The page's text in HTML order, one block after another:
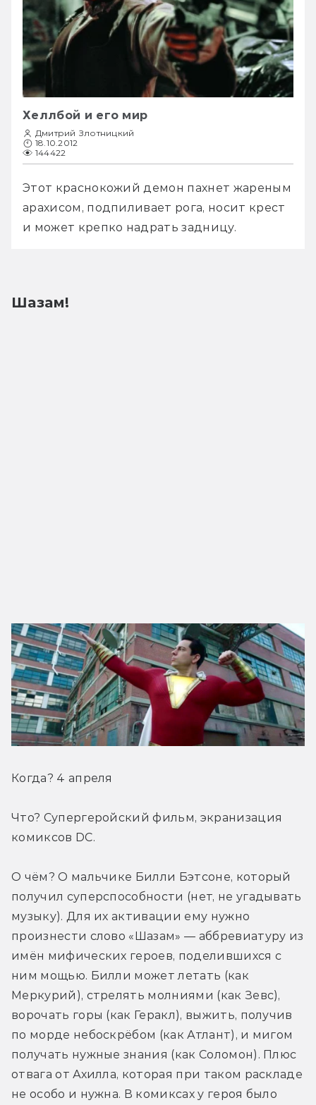
Хеллбой и его мир
Дмитрий Злотницкий
18.10.2012
144422
Этот краснокожий демон пахнет жареным
арахисом, подпиливает рога, носит крест
и может крепко надрать задницу.
Шазам!
Когда? 4 апреля
Что? Супергеройский фильм, экранизация
комиксов DC.
О чём? О мальчике Билли Бэтсоне, который
получил суперспособности (нет, не угадывать
музыку). Для их активации ему нужно
произнести слово «Шазам» — аббревиатуру из
имён мифических героев, поделившихся с
ним мощью. Билли может летать (как
Меркурий), стрелять молниями (как Зевс),
ворочать горы (как Геракл), выжить, получив
по морде небоскрёбом (как Атлант), и мигом
получать нужные знания (как Соломон). Плюс
отвага от Ахилла, которая при таком раскладе
не особо и нужна. В комиксах у героя было